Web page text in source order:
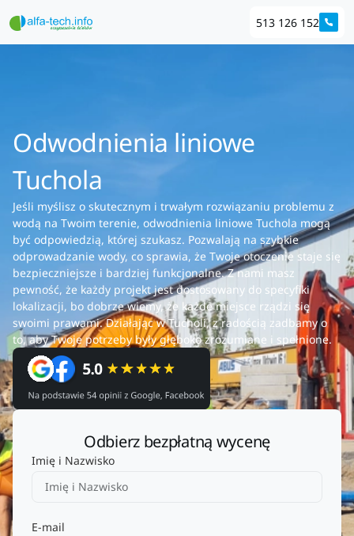
513 126 152
Odwodnienia liniowe
Tuchola
Jeśli myślisz o skutecznym i trwałym rozwiązaniu problemu z
wodą na Twoim terenie, odwodnienia liniowe Tuchola mogą
być odpowiedzią, której szukasz. Pozwalają na szybkie
odprowadzanie wody, co sprawia, że Twoje otoczenie staje się
bezpieczniejsze i bardziej funkcjonalne. Z nami masz
pewność, że każdy projekt jest dostosowany do specyfiki
lokalizacji, bo dobrze wiemy, że każde miejsce rządzi się
swoimi prawami. Działając w Tucholi, z radością zadbamy o
to, aby Twoje potrzeby były głęboko zrozumiane i spełnione.
Odbierz bezpłatną wycenę
Imię i Nazwisko
E-mail